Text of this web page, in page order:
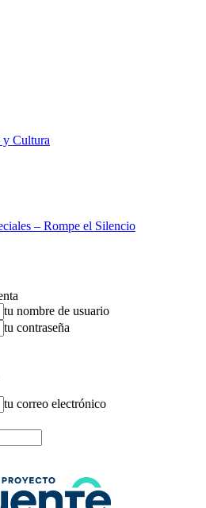
y Cultura
– Rompe el Silencio
tu nombre de usuario
tu contraseña
tu correo electrónico